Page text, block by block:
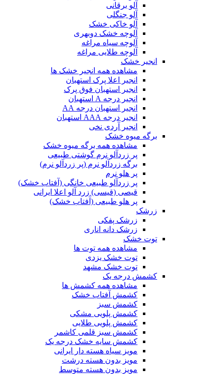
آلو برقانی
آلو جنگلی
آلو خاکی خشک
آلوچه خشک دوبهری
آلوچه سیاه مراغه
آلوچه طلایی مراغه
انجیر خشک
مشاهده همه انجیر خشک ها
انجیر اعلا پرک استهبان
انجیر استهبان فوق پرک
انجیر درجه A استهبان
انجیر استهبان درجه AA
انجیر درجه AAA استهبان
انجیر آردی نخی
برگه میوه خشک
مشاهده همه برگه میوه خشک
پر زردآلو نرم گوشتی طبیعی
برگه زردآلو نرم (پر زردآلو نرم)
پر هلو نرم
پر زردآلو طبیعی خانگی (آفتاب خشک)
قیصی (قیسی) زرد آلو اعلا ایرانی
پر هلو طبیعی (آفتاب خشک)
زرشک
زرشک پفکی
زرشک دانه اناری
توت خشک
مشاهده همه توت ها
توت خشک یزدی
توت خشک مشهد
کشمش درجه یک
مشاهده همه کشمش ها
کشمش آفتاب خشک
کشمش سبز
کشمش پلویی مشکی
کشمش پلویی طلایی
کشمش سبز قلمی کاشمر
کشمش سایه خشک درجه یک
مویز سیاه هسته دار ایرانی
مویز بدون هسته درشت
مویز بدون هسته متوسط